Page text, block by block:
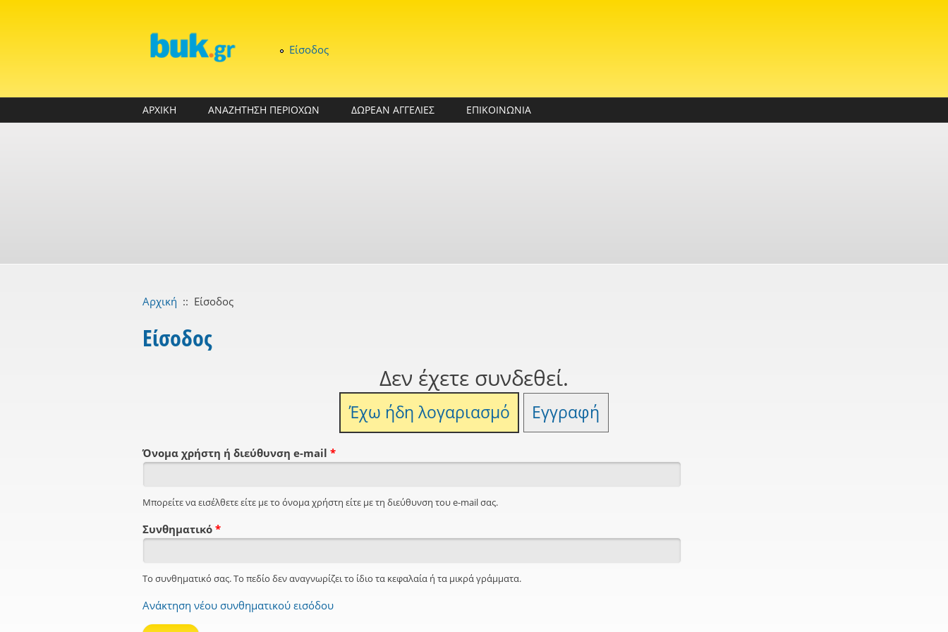
Είσοδος
ΑΡΧΙΚΗ ΑΝΑΖΗΤΗΣΗ ΠΕΡΙΟΧΩΝ ΔΩΡΕΑΝ ΑΓΓΕΛΙΕΣ ΕΠΙΚΟΙΝΩΝΙΑ
Αρχική :: Είσοδος
Είσοδος
Δεν έχετε συνδεθεί.
Έχω ήδη λογαριασμό Εγγραφή
Όνομα χρήστη ή διεύθυνση e-mail *
Μπορείτε να εισέλθετε είτε με το όνομα χρήστη είτε με τη διεύθυνση του e-mail σας.
Συνθηματικό *
Το συνθηματικό σας. Το πεδίο δεν αναγνωρίζει το ίδιο τα κεφαλαία ή τα μικρά γράμματα.
Ανάκτηση νέου συνθηματικού εισόδου